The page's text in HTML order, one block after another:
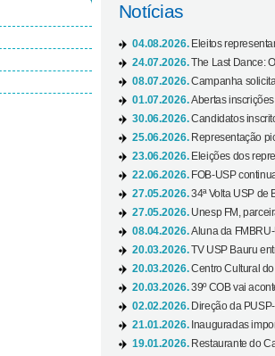
Notícias
04.08.2026. Eleitos
24.07.2026.The Last Dance:
08.07.2026.Campanha
01.07.2026.Abertas
30.06.2026.Candidatos
25.06.2026. Representação
23.06.2026. Eleições dos
22.06.2026. FOB-USP
27.05.2026.34ª Volta USP de
27.05.2026. Unesp FM,
08.04.2026.Aluna da FMBRU-
20.03.2026.TV USP Bauru
20.03.2026.Centro Cultural
20.03.2026.39º COB vai
02.02.2026. Direção da
21.01.2026. Inauguradas
19.01.2026. Restaurante do